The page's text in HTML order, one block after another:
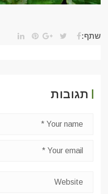
שתף:
תגובות